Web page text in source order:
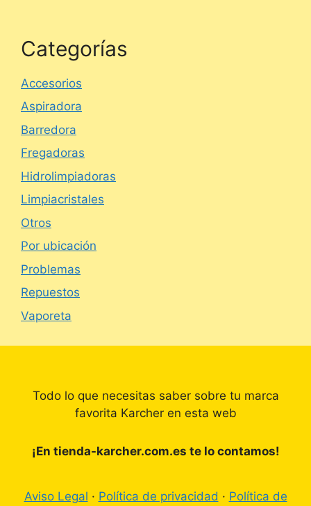
Categorías
Accesorios
Aspiradora
Barredora
Fregadoras
Hidrolimpiadoras
Limpiacristales
Otros
Por ubicación
Problemas
Repuestos
Vaporeta
Todo lo que necesitas saber sobre tu marca
favorita Karcher en esta web
¡En tienda-karcher.com.es te lo contamos!
Aviso Legal · Política de privacidad · Política de